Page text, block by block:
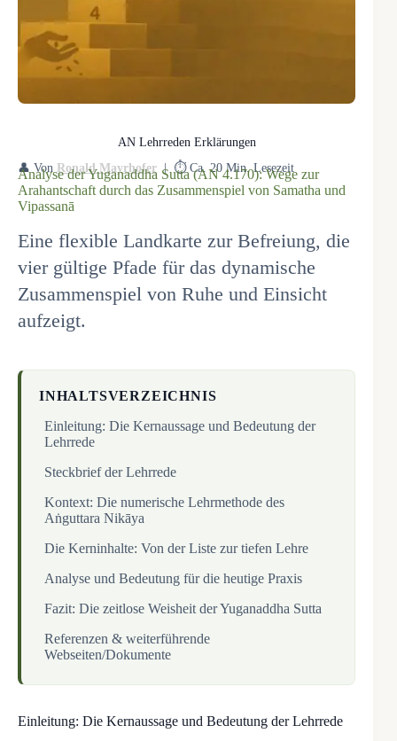
AN Lehrreden Erklärungen
👤 Von Ronald Mayrhofer | ⏱️ Ca. 20 Min. Lesezeit
Analyse der Yuganaddha Sutta (AN 4.170): Wege zur
Arahantschaft durch das Zusammenspiel von Samatha und
Vipassanā
Eine flexible Landkarte zur Befreiung, die
vier gültige Pfade für das dynamische
Zusammenspiel von Ruhe und Einsicht
aufzeigt.
INHALTSVERZEICHNIS
Einleitung: Die Kernaussage und Bedeutung der
Lehrrede
Steckbrief der Lehrrede
Kontext: Die numerische Lehrmethode des
Aṅguttara Nikāya
Die Kerninhalte: Von der Liste zur tiefen Lehre
Analyse und Bedeutung für die heutige Praxis
Fazit: Die zeitlose Weisheit der Yuganaddha Sutta
Referenzen & weiterführende
Webseiten/Dokumente
Einleitung: Die Kernaussage und Bedeutung der Lehrrede